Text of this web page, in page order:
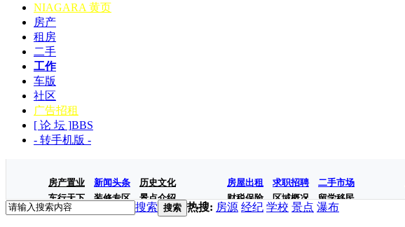
NIAGARA 黄页
房产
租房
二手
工作
车版
社区
广告招租
[ 论 坛 ]BBS
- 转手机版 -
房产置业 新闻头条
历史文化
车行天下
装修专区 景点介绍
房屋出租 求职招聘
二手市场
财税保险
区域概况 留学移民
搜索 搜索 热搜: 房源 经纪 学校 景点 瀑布